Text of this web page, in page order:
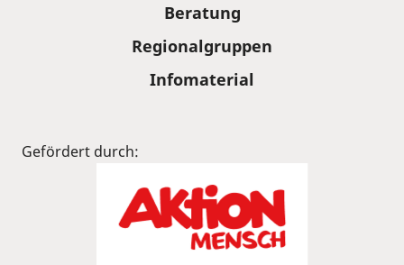
Beratung
Regionalgruppen
Infomaterial
Gefördert durch: